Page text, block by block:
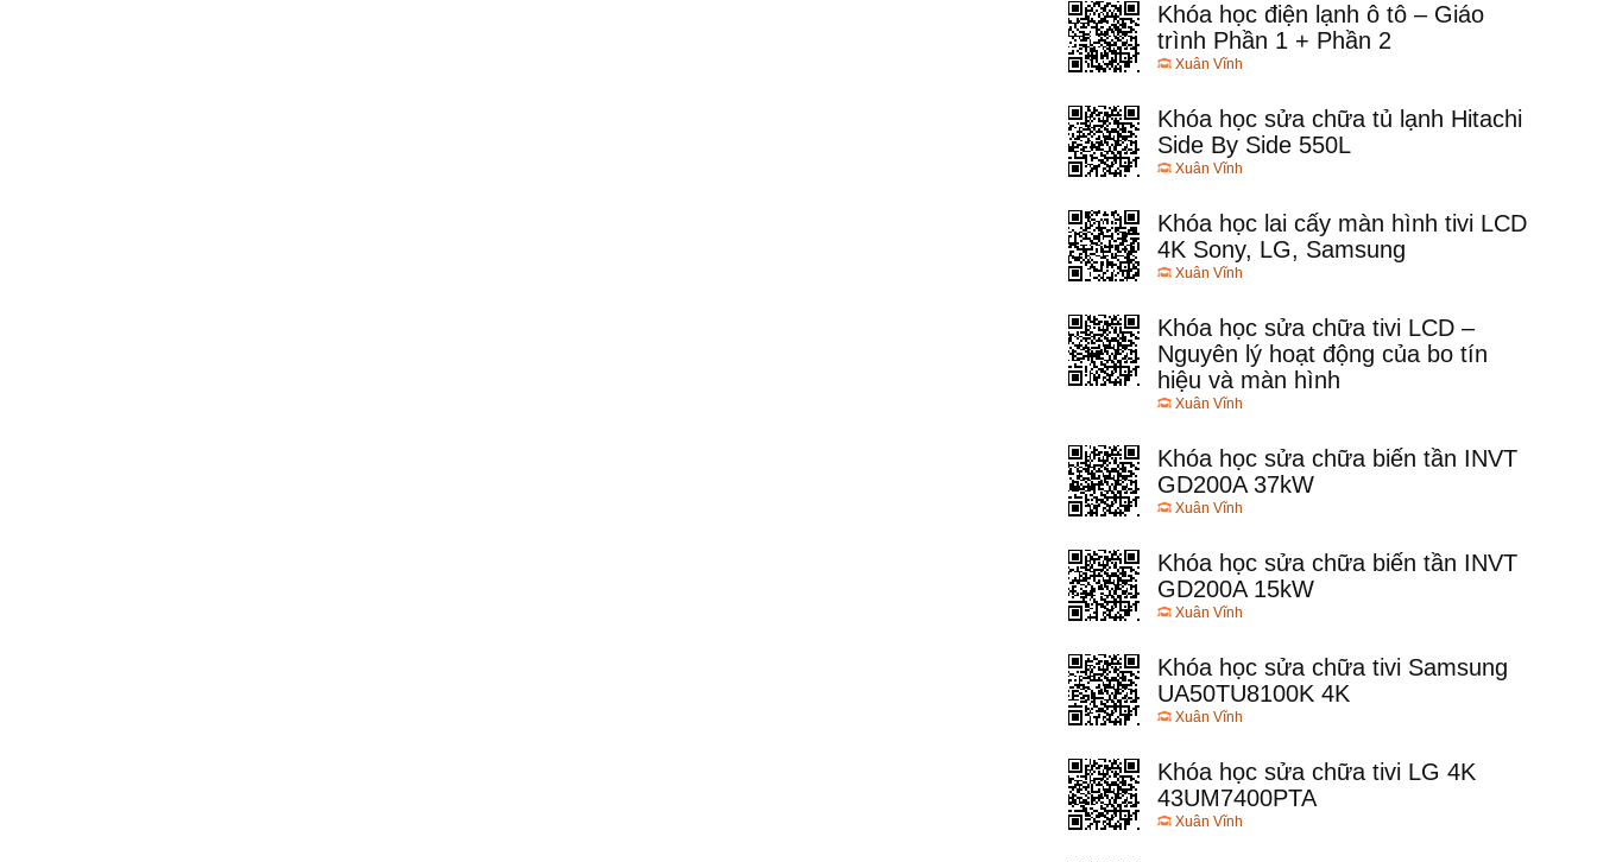
Khóa học điện lạnh ô tô – Giáo
trình Phần 1 + Phần 2
Xuân Vĩnh
Khóa học sửa chữa tủ lạnh Hitachi
Side By Side 550L
Xuân Vĩnh
Khóa học lai cấy màn hình tivi LCD
4K Sony, LG, Samsung
Xuân Vĩnh
Khóa học sửa chữa tivi LCD –
Nguyên lý hoạt động của bo tín
hiệu và màn hình
Xuân Vĩnh
Khóa học sửa chữa biến tần INVT
GD200A 37kW
Xuân Vĩnh
Khóa học sửa chữa biến tần INVT
GD200A 15kW
Xuân Vĩnh
Khóa học sửa chữa tivi Samsung
UA50TU8100K 4K
Xuân Vĩnh
Khóa học sửa chữa tivi LG 4K
43UM7400PTA
Xuân Vĩnh